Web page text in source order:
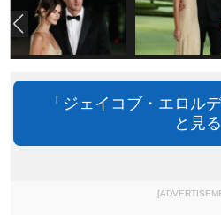
「ジェイコブ・エロル
と見る